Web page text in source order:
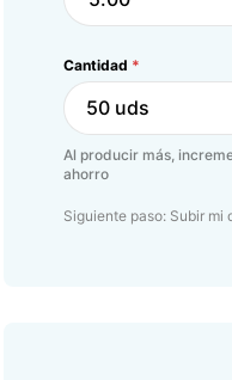
Cantidad *
50 uds
Al producir más,
ahorro
Siguiente paso: Subir mi